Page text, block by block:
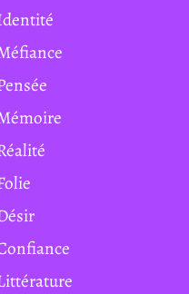
Identité
Méfiance
Pensée
Mémoire
Réalité
Folie
Désir
Confiance
Littérature